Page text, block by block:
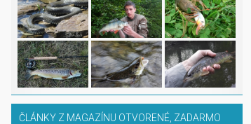
ČLÁNKY Z MAGAZÍNU OTVORENÉ, ZADARMO